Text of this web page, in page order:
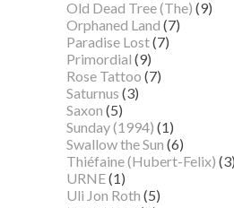
Old Dead Tree (The) (9)
Orphaned Land (7)
Paradise Lost(7)
Primordial (9)
Rose Tattoo (7)
Saturnus (3)
Saxon (5)
Sunday (1994) (1)
Swallow the Sun (6)
Thiéfaine (Hubert-Felix) (3)
URNE(1)
Uli Jon Roth (5)